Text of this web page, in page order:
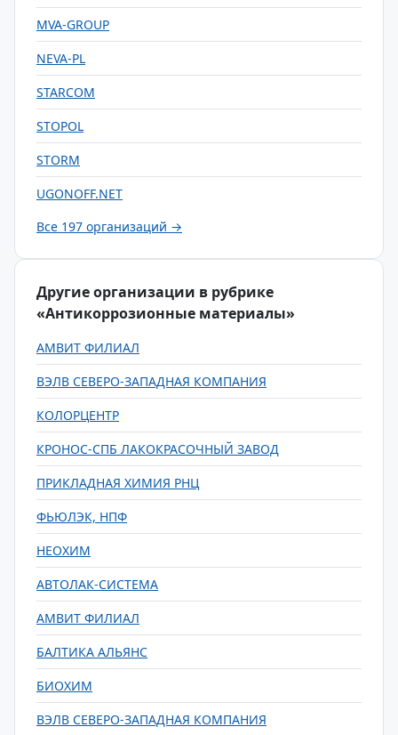
MVA-GROUP
NEVA-PL
STARCOM
STOPOL
STORM
UGONOFF.NET
Все 197 организаций →
Другие организации в рубрике
«Антикоррозионные материалы»
АМВИТ ФИЛИАЛ
ВЭЛВ СЕВЕРО-ЗАПАДНАЯ КОМПАНИЯ
КОЛОРЦЕНТР
КРОНОС-СПБ ЛАКОКРАСОЧНЫЙ ЗАВОД
ПРИКЛАДНАЯ ХИМИЯ РНЦ
ФЬЮЛЭК, НПФ
НЕОХИМ
АВТОЛАК-СИСТЕМА
АМВИТ ФИЛИАЛ
БАЛТИКА АЛЬЯНС
БИОХИМ
ВЭЛВ СЕВЕРО-ЗАПАДНАЯ КОМПАНИЯ